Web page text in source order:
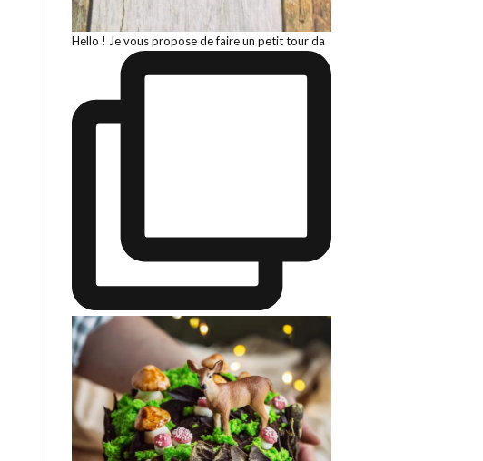
Hello ! Je vous propose de faire un petit tour da